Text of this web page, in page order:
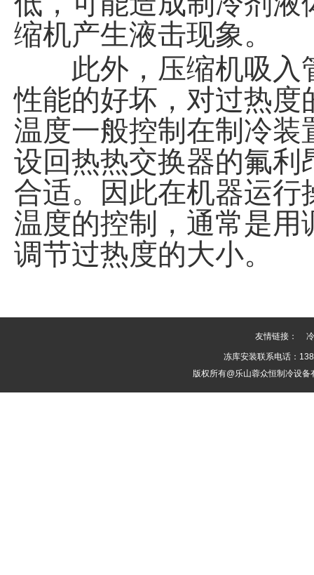
缩机产生液击现象。
此外，压缩机吸入
性能的好坏，对过热
温度一般控制在制冷
设回热热交换器的氟
合适。因此在机器运
温度的控制，通常是
调节过热度的大小。
友情链接：
冻库安装联系电话：
版权所有@乐山蓉众恒制冷设